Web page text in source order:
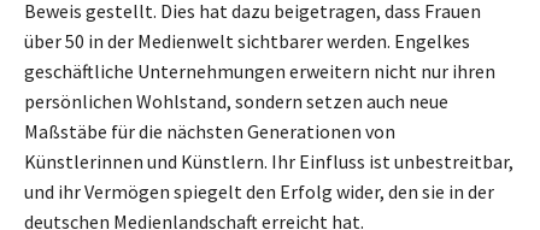
Beweis gestellt. Dies hat dazu beigetragen, dass Frauen
über 50 in der Medienwelt sichtbarer werden. Engelkes
geschäftliche Unternehmungen erweitern nicht nur ihren
persönlichen Wohlstand, sondern setzen auch neue
Maßstäbe für die nächsten Generationen von
Künstlerinnen und Künstlern. Ihr Einfluss ist unbestreitbar,
und ihr Vermögen spiegelt den Erfolg wider, den sie in der
deutschen Medienlandschaft erreicht hat.